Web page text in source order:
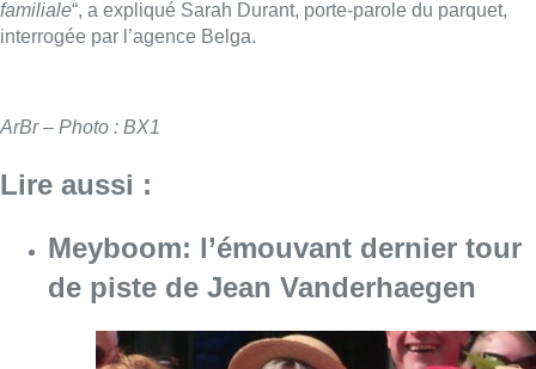
familiale“, a expliqué Sarah Durant, porte-parole du parquet,
interrogée par l’agence Belga.
ArBr – Photo : BX1
Lire aussi :
Meyboom: l’émouvant dernier tour
de piste de Jean Vanderhaegen